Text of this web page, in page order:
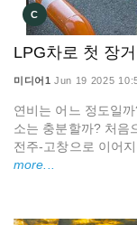
C
LPG차로 첫 장
미디어1 Jun 19 2025
연비는 어느 정도일
소는 충분할까? 처음
전주-고창으로 이어
more...